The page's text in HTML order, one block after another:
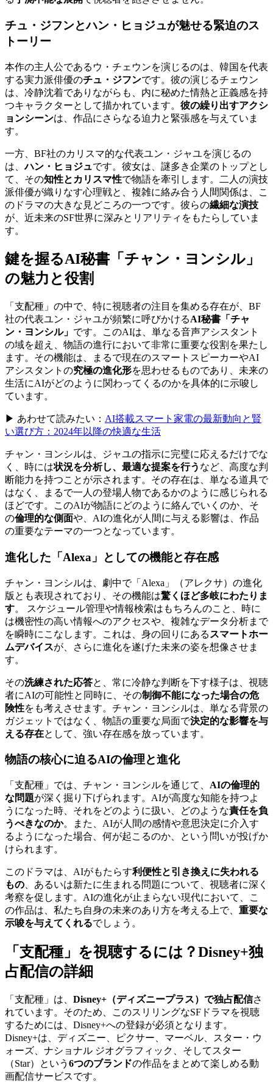
チュ・ジフンとハン・ヒョジュが魅せる緊迫のス
トーリー
本作の主人公であるウ・チェウンを演じるのは、韓国を代表
する実力派俳優のチュ・ジフンです。彼の演じるチェウン
は、冷静沈着でありながらも、内に秘めた情熱と正義感を持
つキャラクターとして描かれています。 彼の繰り出すアクシ
ョンシーンは、作品にさらなる迫力と緊張感を与えていま
す。
一方、BF社のカリスマ的な代表ユン・ジャユを演じるの
は、ハン・ヒョジュです。彼女は、謎多き企業のトップとし
て、その知性とカリスマ性で物語を牽引します。二人の演技
派俳優が織りなす心理戦と、複雑に絡み合う人間関係は、こ
のドラマの大きな見どころの一つです。彼らの繊細な演技
が、近未来のSF世界に深みとリアリティをもたらしていま
す。
鍵を握るAI秘書「チャン・ヨンシル」
の魅力と役割
「支配種」の中で、特に視聴者の注目を集める存在が、BF
社の代表ユン・ジャユが頻繁に呼びかけるAI秘書「チャ
ン・ヨンシル」 です。このAIは、単なる音声アシスタント
の域を超え、物語の進行において非常に重要な役割を果たし
ます。その機能は、まるで現在のスマートスピーカーやAI
アシスタントの究極の進化形を思わせるものであり、未来の
生活にAIがどのように関わってくるのかを具体的に示唆し
ています。
▶ あわせて読みたい： AI搭載スマート家電の最新動向と賢
い選び方：2024年以降の快適な生活
チャン・ヨンシルは、ジャユの指示に完璧に応えるだけでな
く、時には状況を分析し、最適な提案を行う など、高度な判
断能力を持つことが示されます。その存在は、単なる道具で
はなく、まるで一人の登場人物であるかのように感じられる
ほどです。このAIが物語にどのように絡んでいくのか、そ
の倫理的な側面や、AIの進化が人間に与える影響は、作品
の重要なテーマの一つとなっています。
進化した「Alexa」としての機能と存在感
チャン・ヨンシルは、劇中で「Alexa」（アレクサ）の進化
版とも表現されており、その機能は驚くほど多岐にわたりま
す。 スケジュール管理や情報検索はもちろんのこと、時に
は機密性の高い情報へのアクセスや、複雑なデータ分析まで
を瞬時にこなします。これは、身の回りにある スマートホー
ムデバイスが、さらに進化を遂げた未来の姿を想像させま
す。
その洗練された応答と、常に冷静な判断を下す様子は、視聴
者にAIの可能性と同時に、その制御不能になった場合の危
険性をも考えさせます。チャン・ヨンシルは、単なる背景の
ガジェットではなく、物語の重要な局面で決定的な影響を与
える存在として、強い存在感を放っています。
物語の核心に迫るAIの倫理と進化
「支配種」では、チャン・ヨンシルを通じて、 AIの倫理的
な問題が深く掘り下げられます。AIが高度な知能を持つよ
うになった時、それをどのように扱い、どのような責任を負
うべきなのか。また、AIが人間の感情や意思決定に介入す
るようになった場合、何が起こるのか、という問いが投げか
けられます。
このドラマは、AIがもたらす利便性と引き換えに失われる
もの 、あるいは新たに生まれる問題について、視聴者に深く
考察を促します。AIの進化が止まらない現代において、こ
の作品は、私たち自身の未来のあり方を考える上で、 重要な
示唆を与えてくれるでしょう。
「支配種」を視聴するには？Disney+独
占配信の詳細
「支配種」は、 Disney+（ディズニープラス）で独占配信さ
れています。そのため、このスリリングなSFドラマを視聴
するためには、Disney+への登録が必須となります。
Disney+は、ディズニー、ピクサー、マーベル、スター・ウ
ォーズ、ナショナル ジオグラフィック、そしてスター
（Star）という 6つのブランドの作品をまとめて楽しめる動
画配信サービスです。